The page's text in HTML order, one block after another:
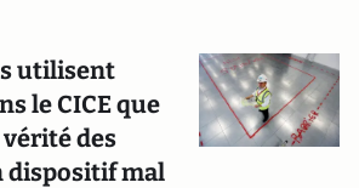
utilisent
le CICE que
des
dispositif mal